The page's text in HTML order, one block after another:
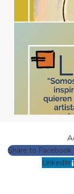
Share to Facebook
LinkedIn